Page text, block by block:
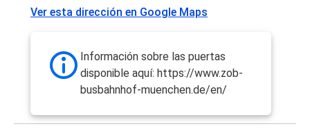
Ver esta dirección en Google Maps
Información sobre las puertas
disponible aquí: https://www.zob-
busbahnhof-muenchen.de/en/